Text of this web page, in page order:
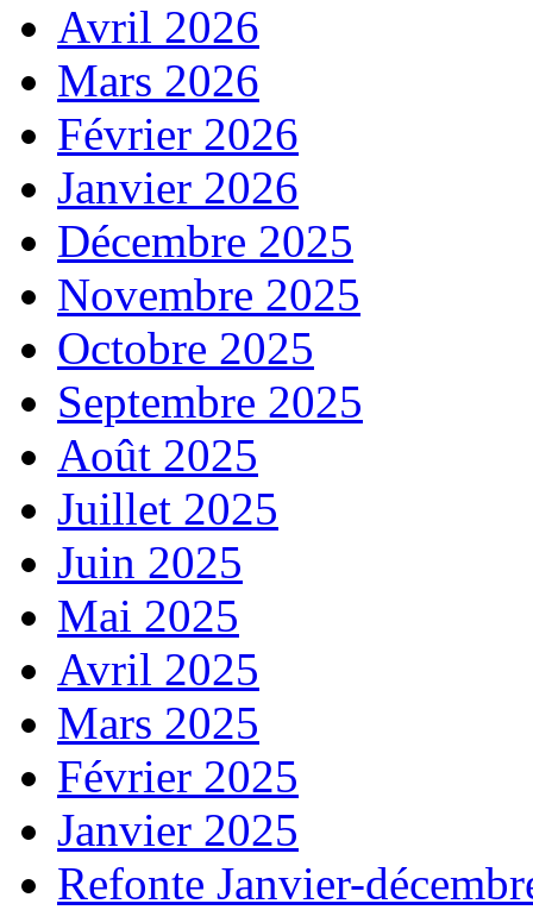
Avril 2026
Mars 2026
Février 2026
Janvier 2026
Décembre 2025
Novembre 2025
Octobre 2025
Septembre 2025
Août 2025
Juillet 2025
Juin 2025
Mai 2025
Avril 2025
Mars 2025
Février 2025
Janvier 2025
Refonte Janvier-